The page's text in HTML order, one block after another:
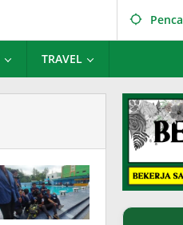
TRAVEL